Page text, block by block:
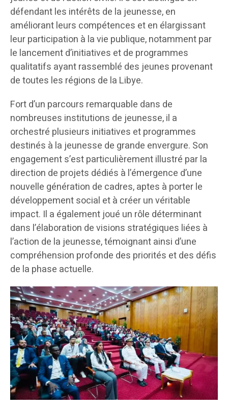
défendant les intérêts de la jeunesse, en
améliorant leurs compétences et en élargissant
leur participation à la vie publique, notamment par
le lancement d’initiatives et de programmes
qualitatifs ayant rassemblé des jeunes provenant
de toutes les régions de la Libye.
Fort d’un parcours remarquable dans de
nombreuses institutions de jeunesse, il a
orchestré plusieurs initiatives et programmes
destinés à la jeunesse de grande envergure. Son
engagement s’est particulièrement illustré par la
direction de projets dédiés à l’émergence d’une
nouvelle génération de cadres, aptes à porter le
développement social et à créer un véritable
impact. Il a également joué un rôle déterminant
dans l’élaboration de visions stratégiques liées à
l’action de la jeunesse, témoignant ainsi d’une
compréhension profonde des priorités et des défis
de la phase actuelle.